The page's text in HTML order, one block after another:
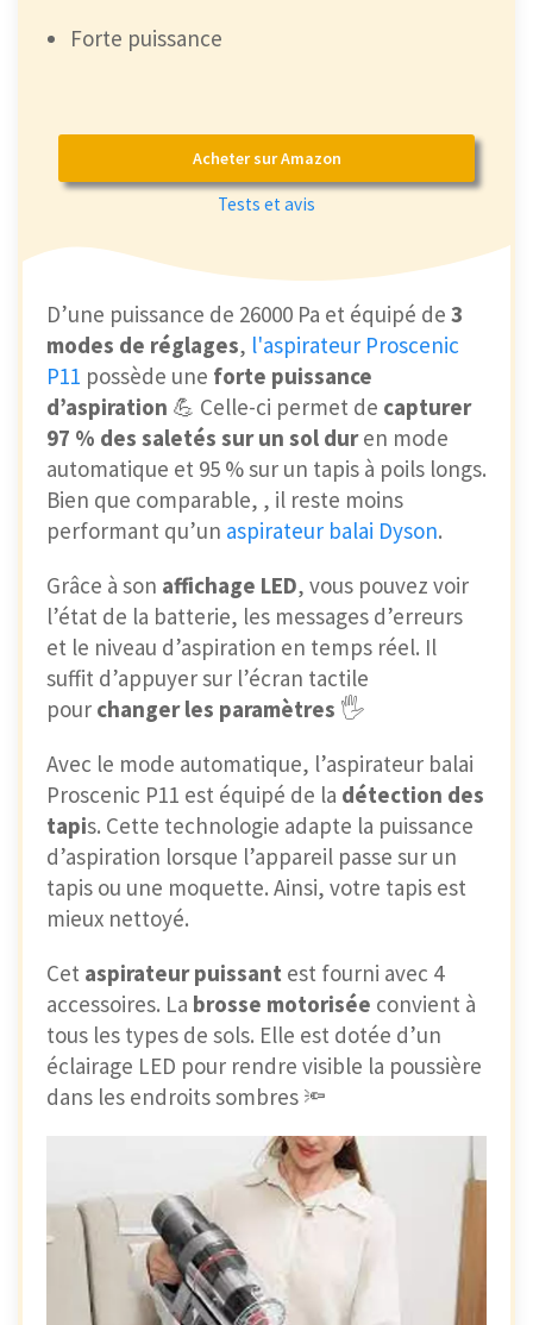
Forte puissance
Acheter sur Amazon
Tests et avis
D’une puissance de 26000 Pa et équipé de 3
modes de réglages, l'aspirateur Proscenic
P11 possède une forte puissance
d’aspiration 💪 Celle-ci permet de capturer
97 % des saletés sur un sol duren mode
automatique et 95 % sur un tapis à poils longs.
Bien que comparable, , il reste moins
performant qu’un aspirateur balai Dyson.
Grâce à son affichage LED, vous pouvez voir
l’état de la batterie, les messages d’erreurs
et le niveau d’aspiration en temps réel. Il
suffit d’appuyer sur l’écran tactile
pour changer les paramètres 🖐
Avec le mode automatique, l’aspirateur balai
Proscenic P11 est équipé de la détection des
tapis. Cette technologie adapte la puissance
d’aspiration lorsque l’appareil passe sur un
tapis ou une moquette. Ainsi, votre tapis est
mieux nettoyé.
Cet aspirateur puissant est fourni avec 4
accessoires. La brosse motorisée convient à
tous les types de sols. Elle est dotée d’un
éclairage LED pour rendre visible la poussière
dans les endroits sombres 🔦